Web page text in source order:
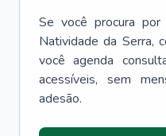
Se você procura por
Natividade da Serra,
você agenda
acessíveis, sem
adesão.